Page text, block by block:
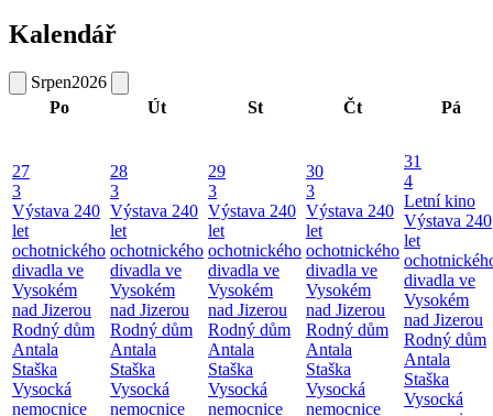
Kalendář
Srpen2026
Po
Út St Čt Pá
27
3
Výstava 240
let
ochotnického
divadla ve
Vysokém
nad Jizerou
Rodný dům
Antala
Staška
Vysocká
nemocnice
28
3
Výstava 240
let
ochotnického
divadla ve
Vysokém
nad Jizerou
Rodný dům
Antala
Staška
Vysocká
nemocnice
29
3
Výstava 240
let
ochotnického
divadla ve
Vysokém
nad Jizerou
Rodný dům
Antala
Staška
Vysocká
nemocnice
30
3
Výstava 240
let
ochotnického
divadla ve
Vysokém
nad Jizerou
Rodný dům
Antala
Staška
Vysocká
nemocnice
31
4
Letní kino
Výstava 240
let
divadla ve
Vysokém
nad Jizerou
Rodný dům
Antala
Staška
Vysocká